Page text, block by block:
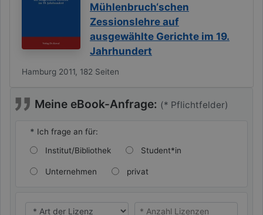
Mühlenbruch‘schen
Zessionslehre auf
ausgewählte Gerichte im 19.
Jahrhundert
Hamburg 2011, 182 Seiten
Meine eBook-Anfrage: (* Pflichtfelder)
* Ich frage an für:
Institut/Bibliothek
Student*in
Unternehmen privat
* Ich benötige eine * Ich benötige eine